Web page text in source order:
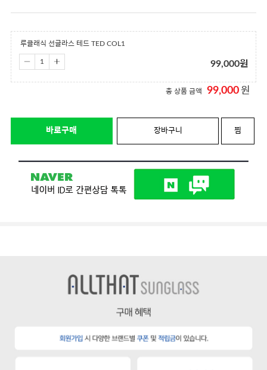
루클래식 선글라스 테드 TED COL1
99,000원
총 상품 금액 99,000 원
바로구매 장바구니 찜